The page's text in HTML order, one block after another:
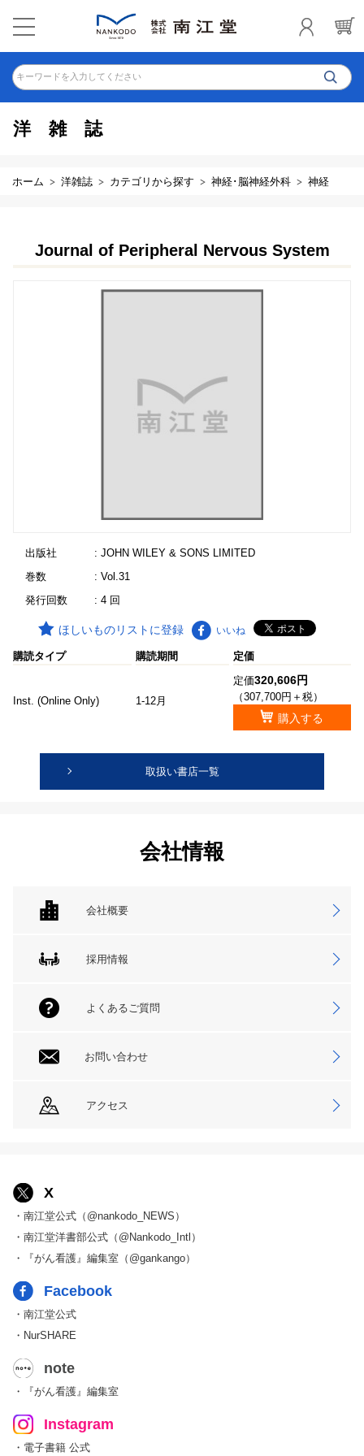
キーワードを入力してください
洋雑誌
ホーム 洋雑誌 カテゴリから探す 神経･脳神経外科 神経
Journal of Peripheral Nervous System
出版社
: JOHN WILEY & SONS LIMITED
巻数
: Vol.31
発行回数
: 4 回
ほしいものリストに登録 いいね
購読タイプ 購読期間 定価
Inst. (Online Only) 1-12月
定価320,606円
（307,700円＋税）
購入する
取扱い書店一覧
会社情報
会社概要
採用情報
よくあるご質問
お問い合わせ
アクセス
X
・南江堂公式（@nankodo_NEWS）
・南江堂洋書部公式（@Nankodo_Intl）
・『がん看護』編集室（@gankango）
Facebook
・南江堂公式
・NurSHARE
note
・『がん看護』編集室
Instagram
・電子書籍 公式